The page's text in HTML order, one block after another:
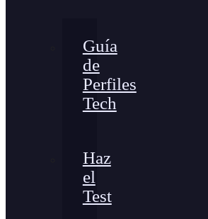
Guía
de
Perfiles
Tech
Haz
el
Test